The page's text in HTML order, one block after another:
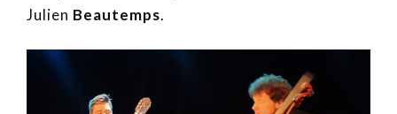
Julien Beautemps.